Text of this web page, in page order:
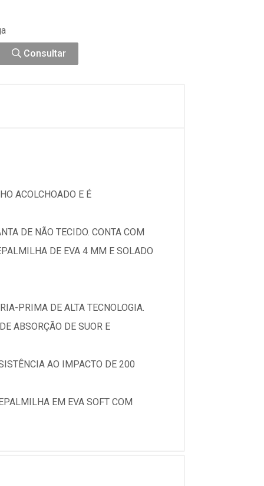
Consultar
ACOLCHOADO E É
DE NÃO TECIDO. CONTA COM
DE EVA 4 MM E SOLADO
PRIMA DE ALTA TECNOLOGIA.
ABSORÇÃO DE SUOR E
AO IMPACTO DE 200
EM EVA SOFT COM